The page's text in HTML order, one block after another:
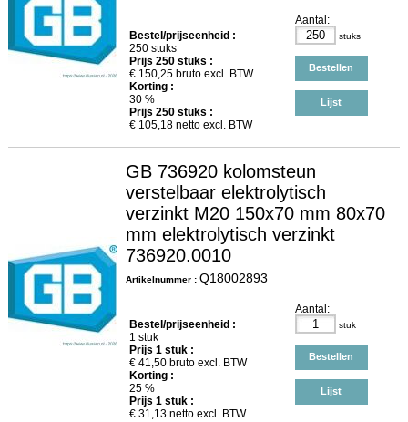
Bestel/prijseenheid :
250 stuks
Prijs 250stuks :
€ 150,25bruto excl. BTW
Korting :
30 %
Prijs 250stuks :
€ 105,18netto excl. BTW
Aantal:
stuks
Bestellen
Lijst
GB 736920 kolomsteun
verstelbaar elektrolytisch
verzinkt M20 150x70 mm 80x70
mm elektrolytisch verzinkt
736920.0010
Artikelnummer : Q18002893
Bestel/prijseenheid :
1 stuk
Prijs 1stuk :
€ 41,50bruto excl. BTW
Korting :
25 %
Prijs 1stuk :
€ 31,13netto excl. BTW
Aantal:
stuk
Bestellen
Lijst